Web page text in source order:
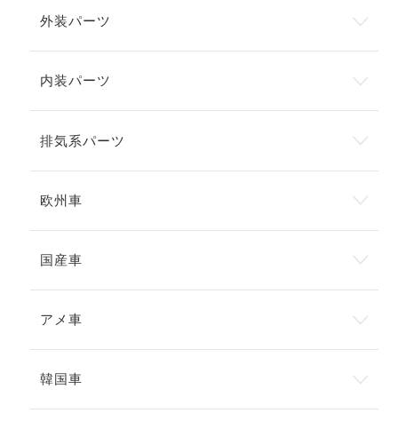
外装パーツ
内装パーツ
排気系パーツ
欧州車
国産車
アメ車
韓国車